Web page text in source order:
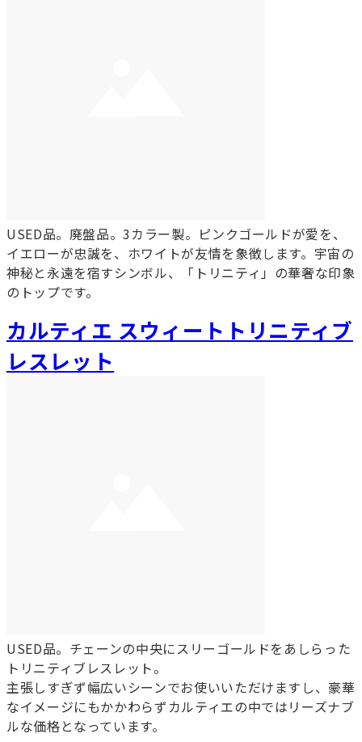
USED品。廃盤品。3カラー製。ピンクゴールドが愛を、
イエローが忠誠を、ホワイトが友情を象徴します。宇宙の
神秘と永遠を宿すシンボル、「トリニティ」の華奢な印象
のトップです。
カルティエ スウィートトリニティブ
レスレット
USED品。チェーンの中央にスリーゴールドをあしらった
トリニティブレスレット。
主張しすぎず幅広いシーンでお使いいただけますし、豪華
なイメージにもかかわらずカルティエの中ではリーズナブ
ルな価格となっています。